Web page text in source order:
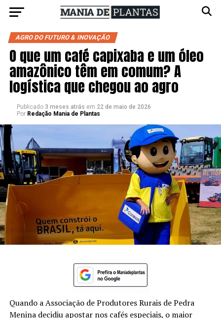
AGRO DO FUTURO & INOVAÇÃO
O que um café capixaba e um óleo
amazônico têm em comum? A
logística que chegou ao agro
Publicado 3 meses atrás em 22 de maio de 2026
Por Redação Mania de Plantas
Quando a Associação de Produtores Rurais de Pedra
Menina decidiu apostar nos cafés especiais, o maior